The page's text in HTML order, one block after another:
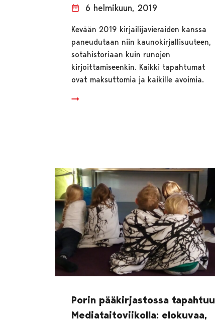
6 helmikuun, 2019
Kevään 2019 kirjailijavieraiden kanssa
paneudutaan niin kaunokirjallisuuteen,
sotahistoriaan kuin runojen
kirjoittamiseenkin. Kaikki tapahtumat
ovat maksuttomia ja kaikille avoimia.
Porin pääkirjastossa tapahtuu
Mediataitoviikolla: elokuvaa,